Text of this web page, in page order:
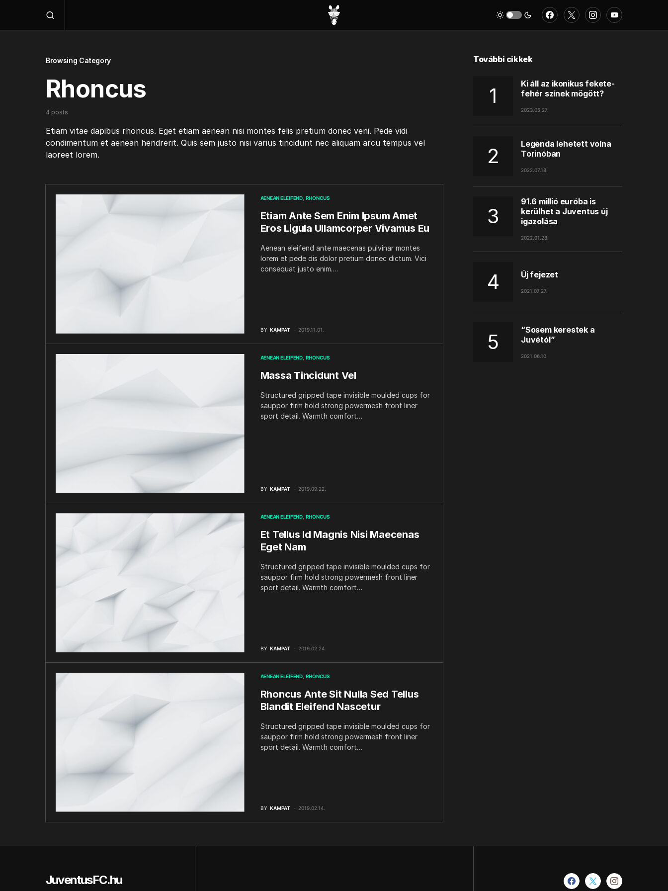
Browsing Category
Rhoncus
4 posts
Etiam vitae dapibus rhoncus. Eget etiam aenean nisi montes felis pretium donec veni. Pede vidi
condimentum et aenean hendrerit. Quis sem justo nisi varius tincidunt nec aliquam arcu tempus vel
laoreet lorem.
AENEAN ELEIFEND RHONCUS
Etiam Ante Sem Enim Ipsum Amet
Eros Ligula Ullamcorper Vivamus Eu
Aenean eleifend ante maecenas pulvinar montes
lorem et pede dis dolor pretium donec dictum. Vici
consequat justo enim.…
BY KAMPAT 2019.11.01.
AENEAN ELEIFEND RHONCUS
Massa Tincidunt Vel
Structured gripped tape invisible moulded cups for
sauppor firm hold strong powermesh front liner
sport detail. Warmth comfort…
BY KAMPAT 2019.09.22.
AENEAN ELEIFEND RHONCUS
Et Tellus Id Magnis Nisi Maecenas
Eget Nam
Structured gripped tape invisible moulded cups for
sauppor firm hold strong powermesh front liner
sport detail. Warmth comfort…
BY KAMPAT 2019.02.24.
AENEAN ELEIFEND RHONCUS
Rhoncus Ante Sit Nulla Sed Tellus
Blandit Eleifend Nascetur
Structured gripped tape invisible moulded cups for
sauppor firm hold strong powermesh front liner
sport detail. Warmth comfort…
BY KAMPAT 2019.02.14.
További cikkek
Ki áll az ikonikus fekete-
fehér színek mögött?
2023.05.27.
Legenda lehetett volna
Torinóban
2022.07.18.
91.6 millió euróba is
kerülhet a Juventus új
igazolása
2022.01.28.
Új fejezet
2021.07.27.
“Sosem kerestek a
Juvétól”
2021.06.10.
JuventusFC.hu